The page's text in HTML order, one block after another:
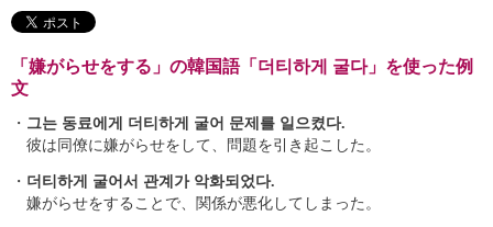
「嫌がらせをする」の韓国語「더티하게 굴다」を使った例
文
・ 그는 동료에게 더티하게 굴어 문제를 일으켰다.
彼は同僚に嫌がらせをして、問題を引き起こした。
・ 더티하게 굴어서 관계가 악화되었다.
嫌がらせをすることで、関係が悪化してしまった。